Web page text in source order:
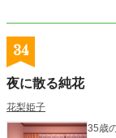
34
夜に散る純花
花梨姫子
35歳